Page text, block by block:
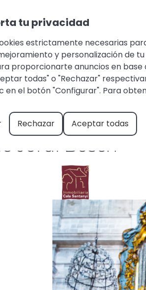
Jordi Bosch
tu privacidad
estrictamente necesarias
y personalización de
proporcionarte anuncios en base
todas" o "Rechazar"
en el botón "Configurar". Para
Rechazar Aceptar todas